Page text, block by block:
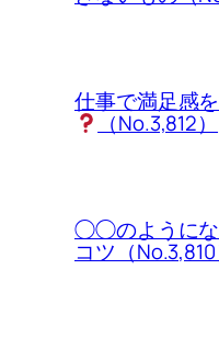
仕事で満足感
（No.3,812）
◯◯のようにな
コツ（No.3,810